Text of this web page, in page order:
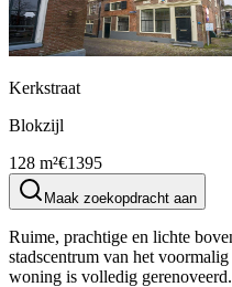
Kerkstraat
Blokzijl
128 m²€1395
Maak zoekopdracht aan
Ruime, prachtige en lichte
stadscentrum van het
woning is volledig